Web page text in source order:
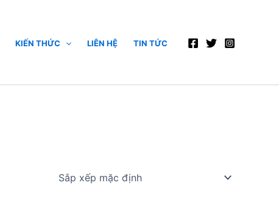
KIẾN THỨC LIÊN HỆ TIN TỨC